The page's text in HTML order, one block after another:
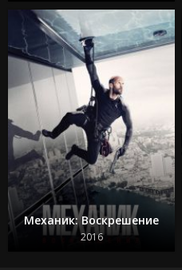
Механик: Воскрешение
2016